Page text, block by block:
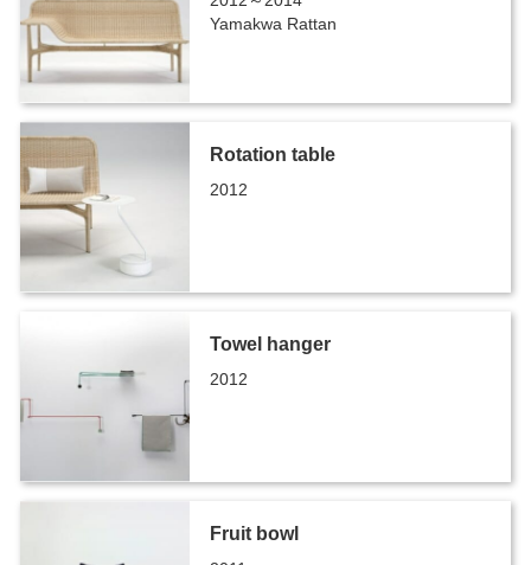
Yamakwa Rattan
Rotation table
2012
Towel hanger
2012
Fruit bowl